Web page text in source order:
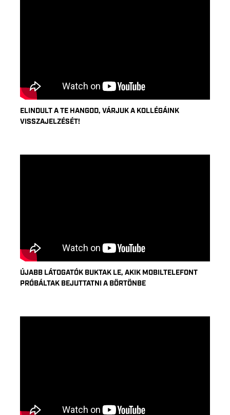
ELINDULT A TE HANGOD, VÁRJUK A KOLLÉGÁINK
VISSZAJELZÉSÉT!
ÚJABB LÁTOGATÓK BUKTAK LE, AKIK MOBILTELEFONT
PRÓBÁLTAK BEJUTTATNI A BÖRTÖNBE